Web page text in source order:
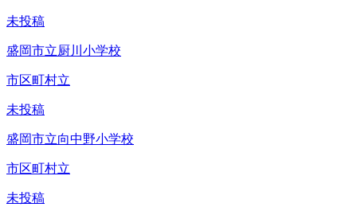
未投稿
盛岡市立厨川小学校
市区町村立
未投稿
盛岡市立向中野小学校
市区町村立
未投稿